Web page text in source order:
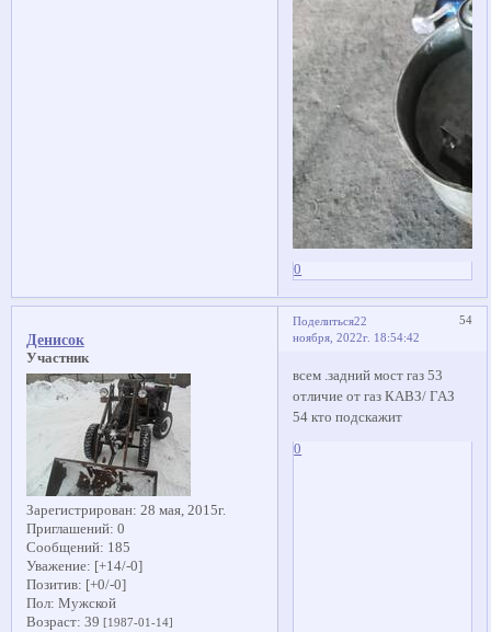
0
Поделиться 54
22
ноября, 2022г. 18:54:42
Денисок
Участник
Зарегистрирован: 28 мая, 2015г.
Приглашений: 0
Сообщений: 185
Уважение: [+14/-0]
Позитив: [+0/-0]
Пол: Мужской
Возраст: 39 [1987-01-14]
всем .задний мост газ 53
отличие от газ КАВЗ/ ГАЗ
54 кто подскажит
0